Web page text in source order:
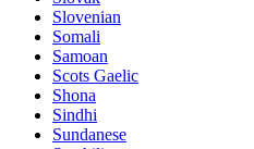
Slovenian
Somali
Samoan
Scots Gaelic
Shona
Sindhi
Sundanese